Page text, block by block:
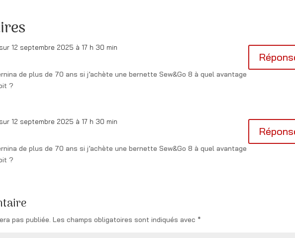
sur 12 septembre 2025 à 17 h 30 min
de plus de 70 ans si j’achète une bernette Sew&Go 8 à quel avantage
?
sur 12 septembre 2025 à 17 h 30 min
de plus de 70 ans si j’achète une bernette Sew&Go 8 à quel avantage
?
pas publiée. Les champs obligatoires sont indiqués avec *